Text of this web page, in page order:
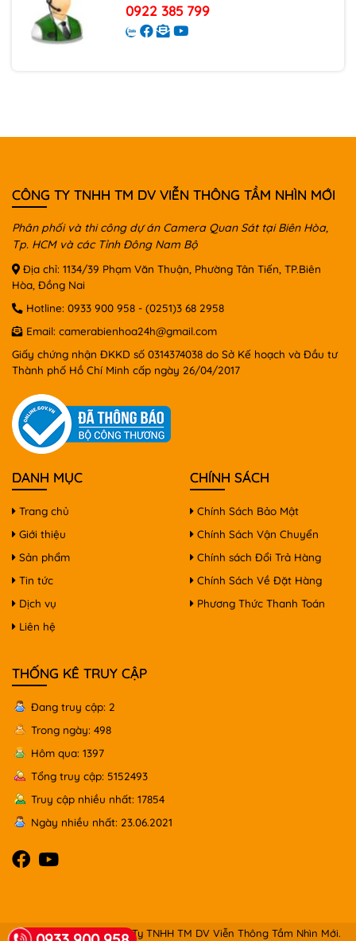
0922 385 799
CÔNG TY TNHH TM DV VIỄN THÔNG TẦM NHÌN MỚI
Phân phối và thi công dự án Camera Quan Sát tại Biên Hòa,
Tp. HCM và các Tỉnh Đông Nam Bộ
Địa chỉ: 1134/39 Phạm Văn Thuận, Phường Tân Tiến, TP.Biên
Hòa, Đồng Nai
Hotline: 0933 900 958 - (0251)3 68 2958
Email: camerabienhoa24h@gmail.com
Giấy chứng nhận ĐKKD số 0314374038 do Sở Kế hoạch và Đầu tư
Thành phố Hồ Chí Minh cấp ngày 26/04/2017
DANH MỤC
Trang chủ
Giới thiệu
Sản phẩm
Tin tức
Dịch vụ
Liên hệ
CHÍNH SÁCH
Chính Sách Bảo Mật
Chính Sách Vận Chuyển
Chính sách Đổi Trả Hàng
Chính Sách Về Đặt Hàng
Phương Thức Thanh Toán
THỐNG KÊ TRUY CẬP
Đang truy cập: 2
Trong ngày: 498
Hôm qua: 1397
Tổng truy cập: 5152493
Truy cập nhiều nhất: 17854
Ngày nhiều nhất: 23.06.2021
© Copyright 2026 Công Ty TNHH TM DV Viễn Thông Tầm Nhìn Mới.